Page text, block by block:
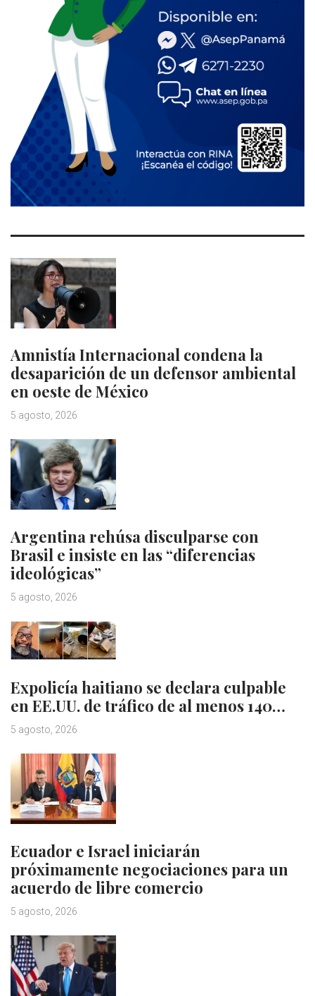
Amnistía Internacional condena la
desaparición de un defensor ambiental
en oeste de México
5 agosto, 2026
Argentina rehúsa disculparse con
Brasil e insiste en las “diferencias
ideológicas”
5 agosto, 2026
Expolicía haitiano se declara culpable
en EE.UU. de tráfico de al menos 140…
5 agosto, 2026
Ecuador e Israel iniciarán
próximamente negociaciones para un
acuerdo de libre comercio
5 agosto, 2026